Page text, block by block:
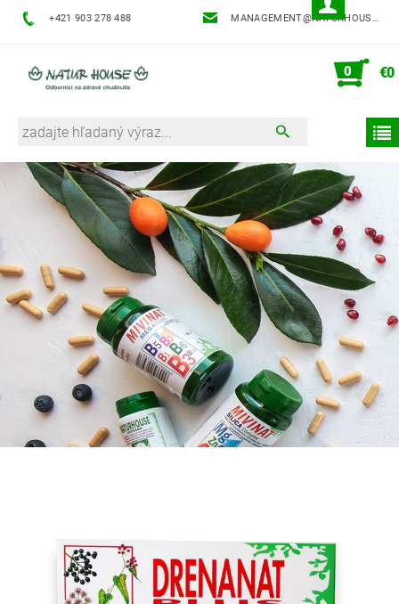
+421 903 278 488 MANAGEMENT@NATURHOUSE.SK
0 €0